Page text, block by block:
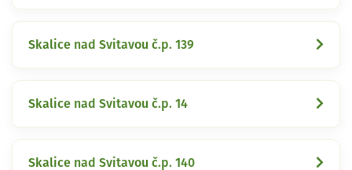
Skalice nad Svitavou č.p. 139
Skalice nad Svitavou č.p. 14
Skalice nad Svitavou č.p. 140